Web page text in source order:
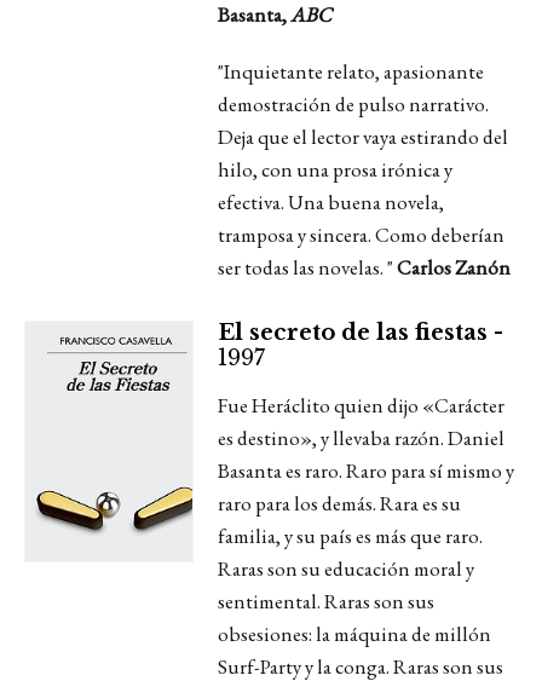
Basanta,ABC
"Inquietante relato, apasionante
demostración de pulso narrativo.
Deja que el lector vaya estirando del
hilo, con una prosa irónica y
efectiva. Una buena novela,
tramposa y sincera. Como deberían
ser todas las novelas. "Carlos Zanón
El secreto de las fiestas -
1997
Fue Heráclito quien dijo «Carácter
es destino», y llevaba razón. Daniel
Basanta es raro. Raro para sí mismo y
raro para los demás. Rara es su
familia, y su país es más que raro.
Raras son su educación moral y
sentimental. Raras son sus
obsesiones: la máquina de millón
Surf-Party y la conga. Raras son sus